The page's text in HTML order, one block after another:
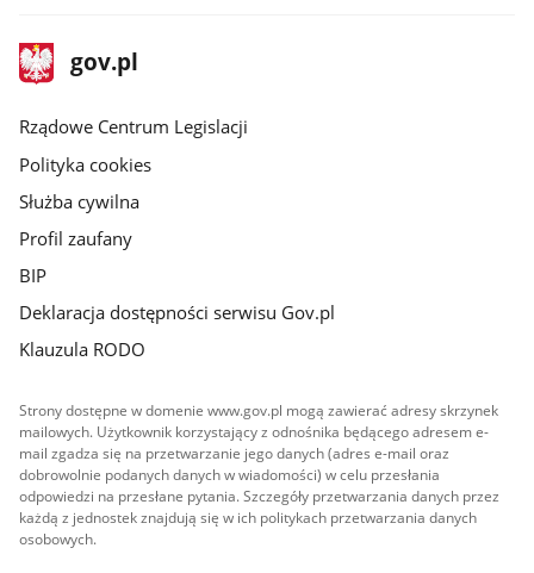
stopka
gov.plStrona
gov.pl
Rządowe Centrum Legislacji
Polityka cookies
Służba cywilna
Profil zaufany
BIP
Deklaracja dostępności serwisu Gov.pl
Klauzula RODO
Strony dostępne w domenie www.gov.pl mogą zawierać adresy skrzynek
mailowych. Użytkownik korzystający z odnośnika będącego adresem e-
mail zgadza się na przetwarzanie jego danych (adres e-mail oraz
dobrowolnie podanych danych w wiadomości) w celu przesłania
odpowiedzi na przesłane pytania. Szczegóły przetwarzania danych przez
każdą z jednostek znajdują się w ich politykach przetwarzania danych
osobowych.